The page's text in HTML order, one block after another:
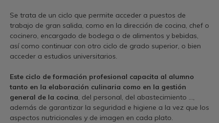
Se trata de un ciclo que permite acceder a puestos de
trabajo de gran salida, como en la dirección de cocina, chef o
cocinero, encargado de bodega o de alimentos y bebidas,
así como continuar con otro ciclo de grado superior, o bien
acceder a estudios universitarios.
Este ciclo de formación profesional capacita al alumno
tanto en la elaboración culinaria como en la gestión
general de la cocina, del personal, del abastecimiento …,
además de garantizar la seguridad e higiene a la vez que los
aspectos nutricionales y de imagen en cada plato.